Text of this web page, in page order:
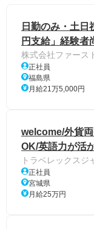
日勤のみ・土
円支給」経験者
株式会社ファース
正社員
福島県
月給21万5,000円
welcome/外貨
OK/英語力が活
トラベレックスジ
正社員
宮城県
月給25万円